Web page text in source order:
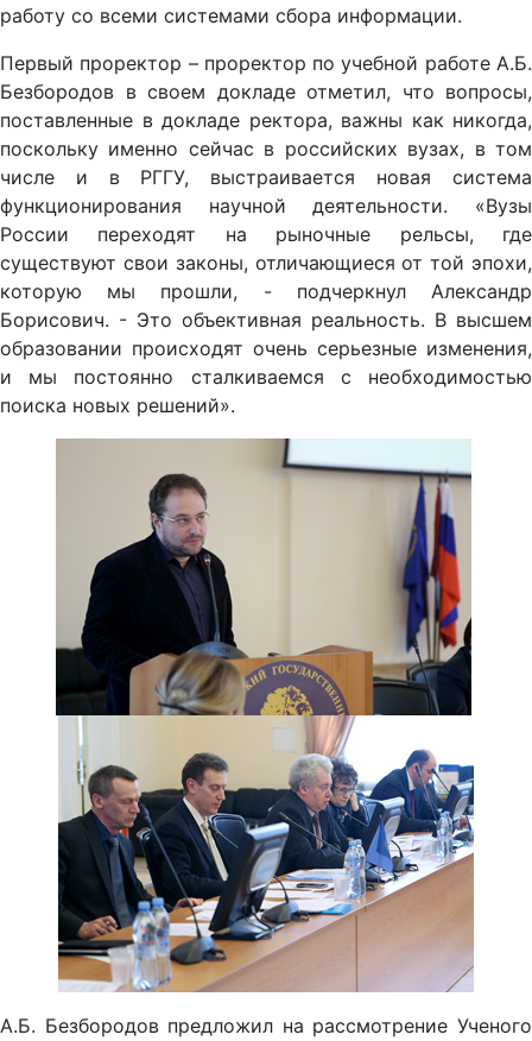
работу со всеми системами сбора информации.
Первый проректор – проректор по учебной работе А.Б.
Безбородов в своем докладе отметил, что вопросы,
поставленные в докладе ректора, важны как никогда,
поскольку именно сейчас в российских вузах, в том
числе и в РГГУ, выстраивается новая система
функционирования научной деятельности. «Вузы
России переходят на рыночные рельсы, где
существуют свои законы, отличающиеся от той эпохи,
которую мы прошли, - подчеркнул Александр
Борисович. - Это объективная реальность. В высшем
образовании происходят очень серьезные изменения,
и мы постоянно сталкиваемся с необходимостью
поиска новых решений».
А.Б. Безбородов предложил на рассмотрение Ученого